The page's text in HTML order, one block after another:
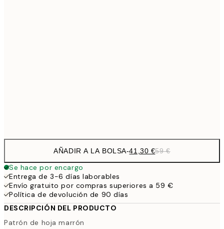
AÑADIR A LA BOLSA-41,30 €59 €
Se hace por encargo
Entrega de 3-6 días laborables
Envío gratuito por compras superiores a 59 €
Política de devolución de 90 días
DESCRIPCIÓN DEL PRODUCTO
Patrón de hoja marrón